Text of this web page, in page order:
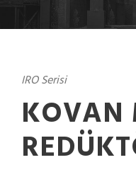
IRO Serisi
KOVAN